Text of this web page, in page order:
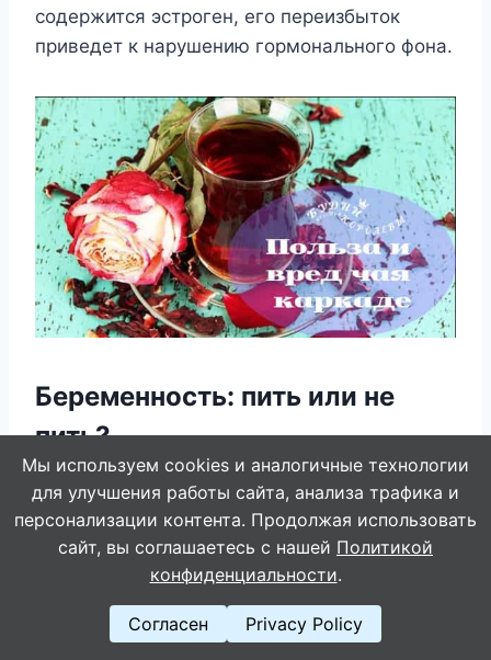
содержится эстроген, его переизбыток
приведет к нарушению гормонального фона.
Беременность: пить или не
пить?
Можно ли беременным чай Каркаде?
В период ожидания ребенка пить напиток
нужно крайне осторожно, так это может
привести к повышению тонуса матки. Для
предупреждения такой ситуации
Мы используем cookies и аналогичные технологии
для улучшения работы сайта, анализа трафика и
персонализации контента. Продолжая использовать
сайт, вы соглашаетесь с нашей Политикой
конфиденциальности.
Согласен Privacy Policy